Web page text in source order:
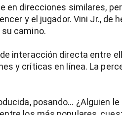
en direcciones similares,
y el jugador. Vini Jr., de
camino.
interacción directa entre
y críticas en línea. La
posando… ¿Alguien